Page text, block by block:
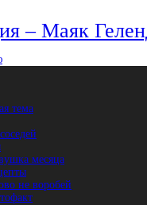
– Маяк
тема
месяца
не воробей